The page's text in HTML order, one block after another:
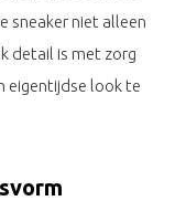
sneaker niet alleen
detail is met zorg
eigentijdse look te